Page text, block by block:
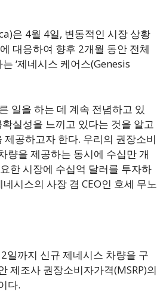
은 4월 4일, 변동적인 시장 상황
대응하여 향후 2개월 동안 전체
‘제네시스 케어스(Genesis
일을 하는 데 계속 전념하고 있
실성을 느끼고 있다는 것을 알고
공하고자 한다. 우리의 권장소비
량을 제공하는 동시에 수십만 개
한 시장에 수십억 달러를 투자하
시스의 사장 겸 CEO인 호세 무노
일까지 신규 제네시스 차량을 구
제조사 권장소비자가격(MSRP)의
다.